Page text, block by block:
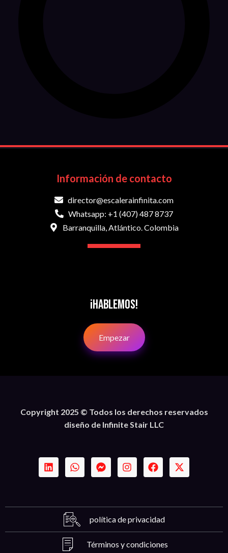
Información de contacto
director@escalerainfinita.com
Whatsapp: +1 (407) 487 8737
Barranquilla, Atlántico. Colombia
¡Hablemos!
Empezar
Copyright 2025 © Todos los derechos reservados
diseño de Infinite Stair LLC
política de privacidad
Términos y condiciones